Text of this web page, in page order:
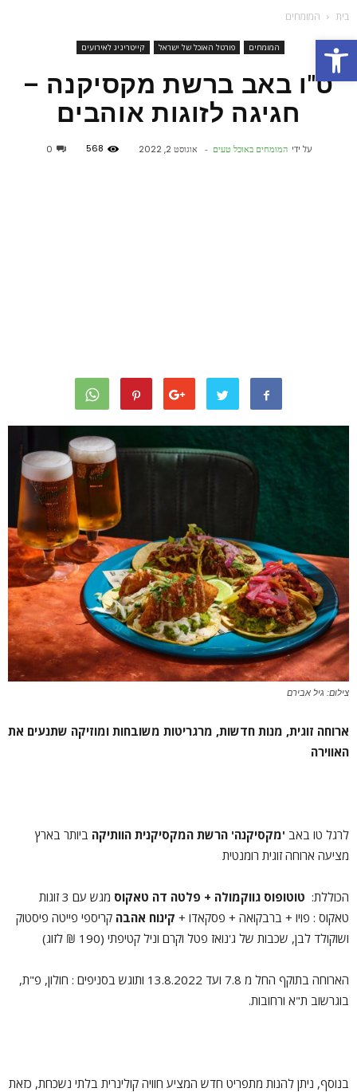
פתח סרגל נגישות
בית המומחים
המומחים פורטל האוכל של ישראל קייטריניג לאירועים
ט"ו באב ברשת מקסיקנה –
חגיגה לזוגות אוהבים
על ידי המומחים באוכל טעים - אוגוסט 2, 2022 568
0
צילום: גיל אבירם
ארוחה זוגית, מנות חדשות, מרגריטות משובחות ומוזיקה שתנעים את
האווירה
לרגל טו באב 'מקסיקנה' הרשת המקסיקנית הוותיקה ביותר בארץ
מציעה ארוחה זוגית רומנטית
הכוללת: טוטופוס גווקמולה + פלטה דה טאקוס
מגש עם 3 זוגות
טאקוס : פויו + ברבקואה + פסקאדו + קינוח אהבה קריספי פייטה פיסטוק
ושוקולד לבן, שכבות של ג'נואז פטל וקרם וניל קטיפתי (190 ₪ לזוג)
הארוחה בתוקף החל מ 7.8 ועד 13.8.2022 ותוגש בסניפים : חולון, פ"ת,
בוגרשוב ת"א ורחובות.
בנוסף, ניתן להנות מתפריט חדש המציע חוויה קולינרית בלתי נשכחת, כזאת